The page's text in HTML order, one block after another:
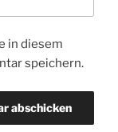
in diesem
speichern.